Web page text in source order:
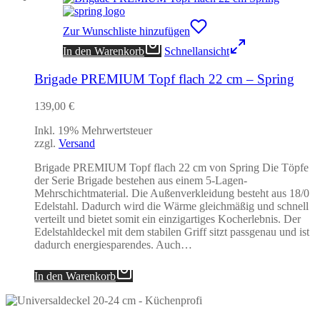
Zur Wunschliste hinzufügen
In den Warenkorb
Schnellansicht
Brigade PREMIUM Topf flach 22 cm – Spring
139,00 €
Inkl. 19% Mehrwertsteuer
zzgl. Versand
Brigade PREMIUM Topf flach 22 cm von Spring Die Töpfe
der Serie Brigade bestehen aus einem 5-Lagen-
Mehrschichtmaterial. Die Außenverkleidung besteht aus 18/0
Edelstahl. Dadurch wird die Wärme gleichmäßig und schnell
verteilt und bietet somit ein einzigartiges Kocherlebnis. Der
Edelstahldeckel mit dem stabilen Griff sitzt passgenau und ist
dadurch energiesparendes. Auch…
In den Warenkorb